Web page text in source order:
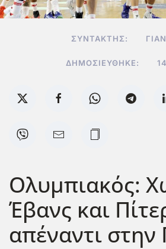
ΣΥΝΤΆΚΤΗΣ:
ΔΗΜΟΣΙΕΎΘΗΚΕ:
Ολυμπιακός:
Έβανς και
απέναντι στην